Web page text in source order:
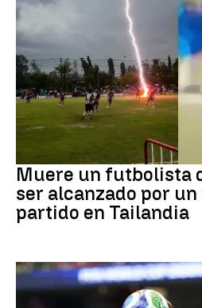
Muere un futbolista
ser alcanzado por
partido en Tailandia